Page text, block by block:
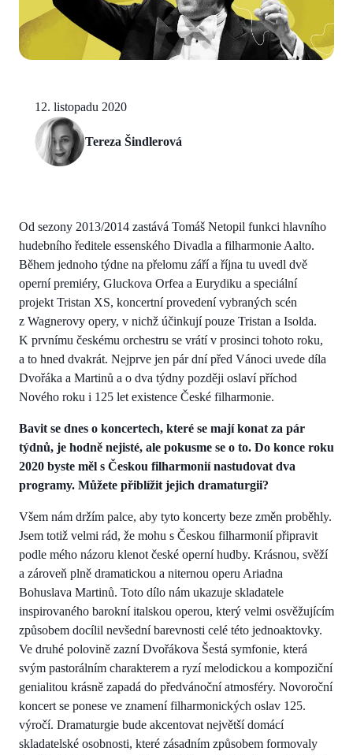
12. listopadu 2020
Tereza Šindlerová
Od sezony 2013/2014 zastává Tomáš Netopil funkci hlavního
hudebního ředitele essenského Divadla a filharmonie Aalto.
Během jednoho týdne na přelomu září a října tu uvedl dvě
operní premiéry, Gluckova Orfea a Eurydiku a speciální
projekt Tristan XS, koncertní provedení vybraných scén
z Wagnerovy opery, v nichž účinkují pouze Tristan a Isolda.
K prvnímu českému orchestru se vrátí v prosinci tohoto roku,
a to hned dvakrát. Nejprve jen pár dní před Vánoci uvede díla
Dvořáka a Martinů a o dva týdny později oslaví příchod
Nového roku i 125 let existence České filharmonie.
Bavit se dnes o koncertech, které se mají konat za pár
týdnů, je hodně nejisté, ale pokusme se o to. Do konce roku
2020 byste měl s Českou filharmonií nastudovat dva
programy. Můžete přiblížit jejich dramaturgii?
Všem nám držím palce, aby tyto koncerty beze změn proběhly.
Jsem totiž velmi rád, že mohu s Českou filharmonií připravit
podle mého názoru klenot české operní hudby. Krásnou, svěží
a zároveň plně dramatickou a niternou operu Ariadna
Bohuslava Martinů. Toto dílo nám ukazuje skladatele
inspirovaného barokní italskou operou, který velmi osvěžujícím
způsobem docílil nevšední barevnosti celé této jednoaktovky.
Ve druhé polovině zazní Dvořákova Šestá symfonie, která
svým pastorálním charakterem a ryzí melodickou a kompoziční
genialitou krásně zapadá do předvánoční atmosféry. Novoroční
koncert se ponese ve znamení filharmonických oslav 125.
výročí. Dramaturgie bude akcentovat největší domácí
skladatelské osobnosti, které zásadním způsobem formovaly